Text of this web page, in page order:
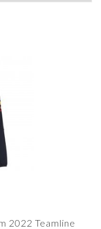
2022 Teamline